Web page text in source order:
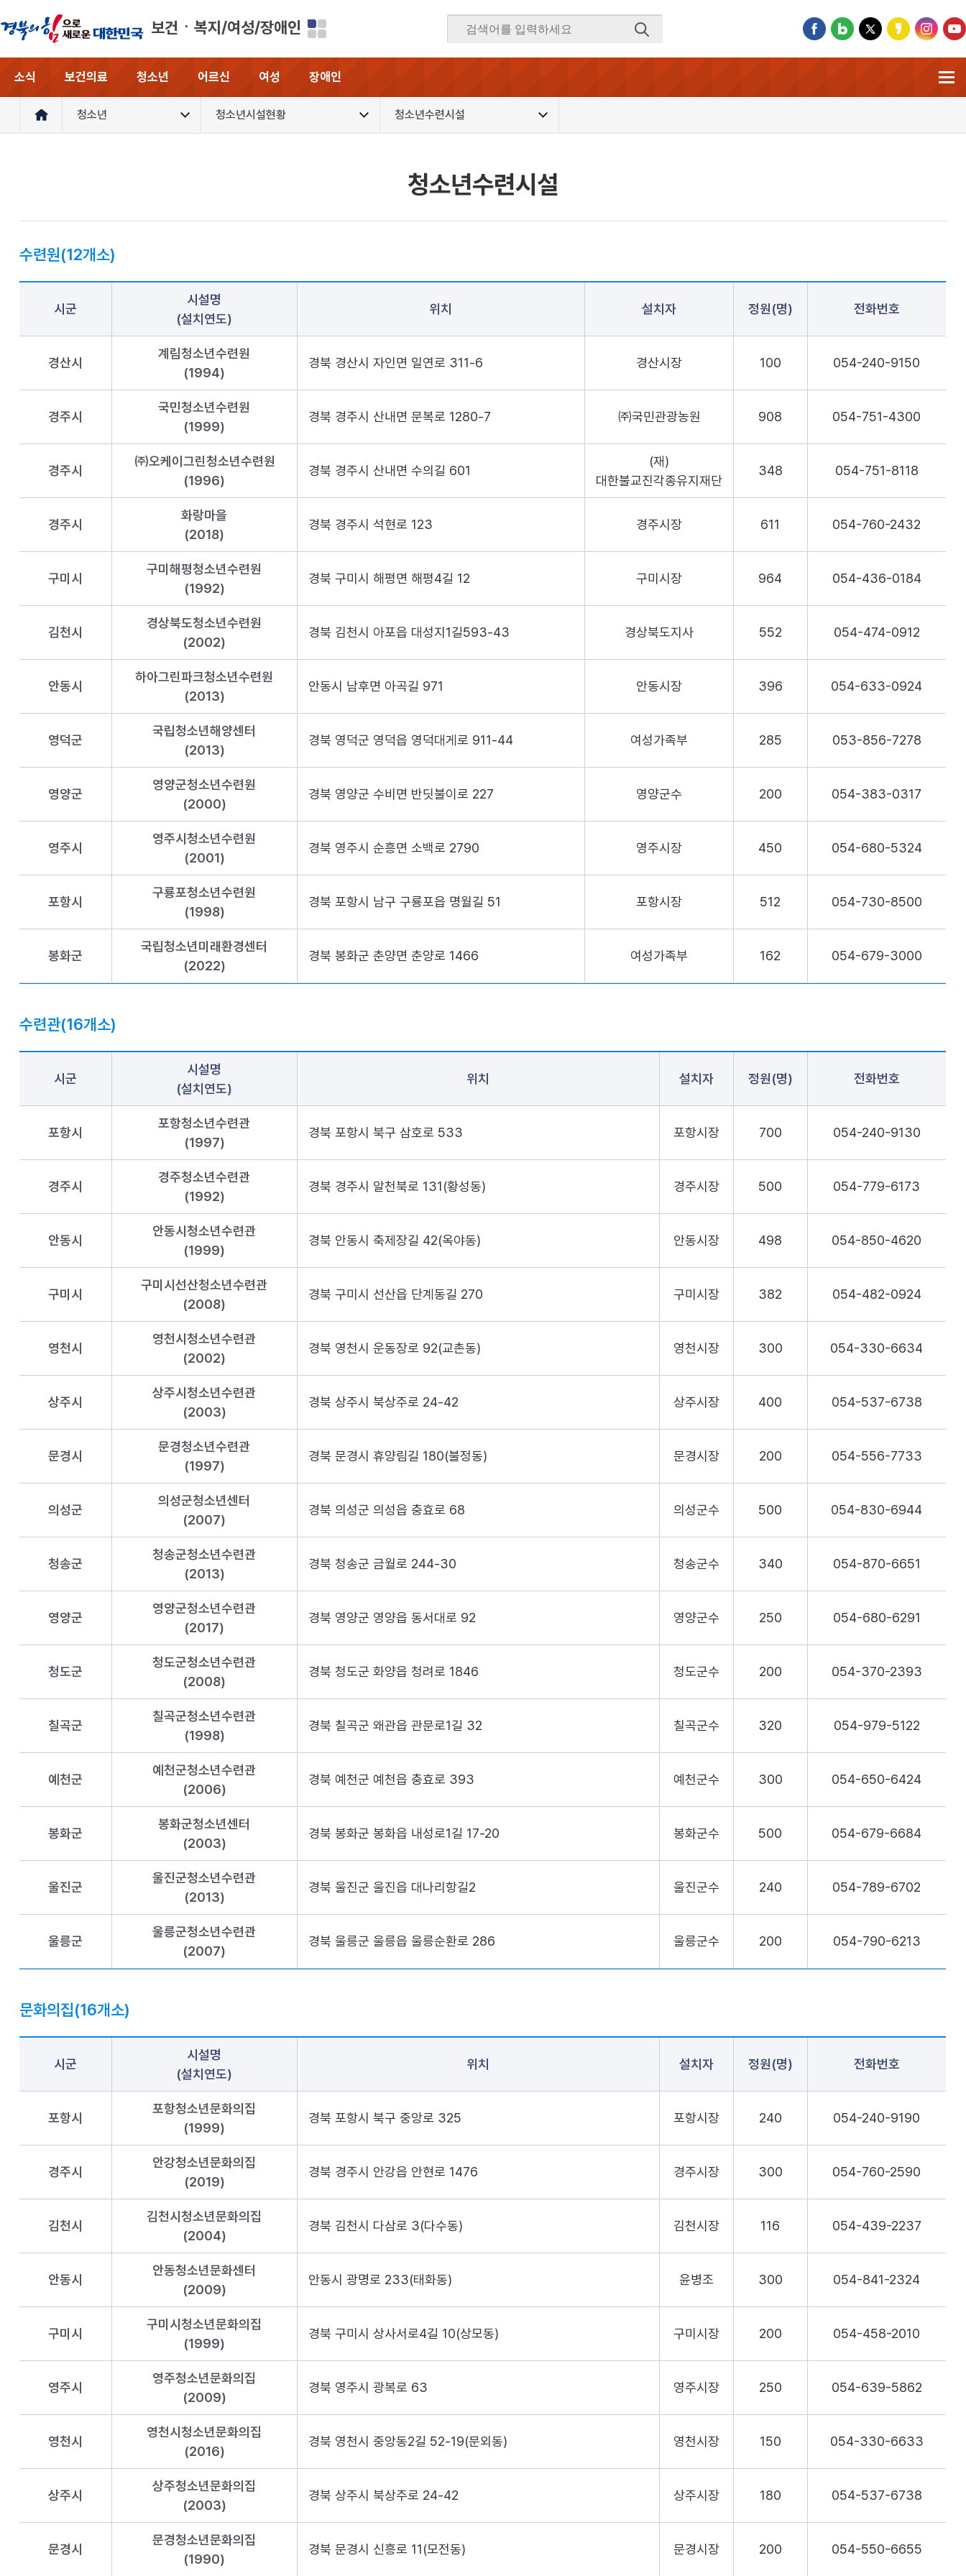
보건ㆍ복지/여성/장애인
소식 보건의료 청소년 어르신 여성 장애인
청소년 청소년시설현황 청소년수련시설
청소년수련시설
수련원(12개소)
시군
시설명
(설치연도)
위치 설치자 정원(명) 전화번호
경산시
계림청소년수련원
(1994)
경북 경산시 자인면 일연로 311-6 경산시장 100 054-240-9150
경주시
국민청소년수련원
(1999)
경북 경주시 산내면 문복로 1280-7 ㈜국민관광농원 908 054-751-4300
경주시
㈜오케이그린청소년수련원
(1996)
경북 경주시 산내면 수의길 601
(재)
대한불교진각종유지재단
348 054-751-8118
경주시
화랑마을
(2018)
경북 경주시 석현로 123 경주시장 611 054-760-2432
구미시
구미해평청소년수련원
(1992)
경북 구미시 해평면 해평4길 12 구미시장 964 054-436-0184
김천시
경상북도청소년수련원
(2002)
경북 김천시 아포읍 대성지1길593-43 경상북도지사 552 054-474-0912
안동시
하아그린파크청소년수련원
(2013)
안동시 남후면 아곡길 971 안동시장 396 054-633-0924
영덕군
국립청소년해양센터
(2013)
경북 영덕군 영덕읍 영덕대게로 911-44 여성가족부 285 053-856-7278
영양군
영양군청소년수련원
(2000)
경북 영양군 수비면 반딧불이로 227 영양군수 200 054-383-0317
영주시
영주시청소년수련원
(2001)
경북 영주시 순흥면 소백로 2790 영주시장 450 054-680-5324
포항시
구룡포청소년수련원
(1998)
경북 포항시 남구 구룡포읍 명월길 51 포항시장 512 054-730-8500
봉화군
국립청소년미래환경센터
(2022)
경북 봉화군 춘양면 춘양로 1466 여성가족부 162 054-679-3000
수련관(16개소)
시군
시설명
(설치연도)
위치 설치자 정원(명) 전화번호
포항시
포항청소년수련관
(1997)
경북 포항시 북구 삼호로 533 포항시장 700 054-240-9130
경주시
경주청소년수련관
(1992)
경북 경주시 알천북로 131(황성동) 경주시장 500 054-779-6173
안동시
안동시청소년수련관
(1999)
경북 안동시 축제장길 42(옥야동) 안동시장 498 054-850-4620
구미시
구미시선산청소년수련관
(2008)
경북 구미시 선산읍 단계동길 270 구미시장 382 054-482-0924
영천시
영천시청소년수련관
(2002)
경북 영천시 운동장로 92(교촌동) 영천시장 300 054-330-6634
상주시
상주시청소년수련관
(2003)
경북 상주시 북상주로 24-42 상주시장 400 054-537-6738
문경시
문경청소년수련관
(1997)
경북 문경시 휴양림길 180(불정동) 문경시장 200 054-556-7733
의성군
의성군청소년센터
(2007)
경북 의성군 의성읍 충효로 68 의성군수 500 054-830-6944
청송군
청송군청소년수련관
(2013)
경북 청송군 금월로 244-30 청송군수 340 054-870-6651
영양군
영양군청소년수련관
(2017)
경북 영양군 영양읍 동서대로 92 영양군수 250 054-680-6291
청도군
청도군청소년수련관
(2008)
경북 청도군 화양읍 청려로 1846 청도군수 200 054-370-2393
칠곡군
칠곡군청소년수련관
(1998)
경북 칠곡군 왜관읍 관문로1길 32 칠곡군수 320 054-979-5122
예천군
예천군청소년수련관
(2006)
경북 예천군 예천읍 충효로 393 예천군수 300 054-650-6424
봉화군
봉화군청소년센터
(2003)
경북 봉화군 봉화읍 내성로1길 17-20 봉화군수 500 054-679-6684
울진군
울진군청소년수련관
(2013)
경북 울진군 울진읍 대나리항길2 울진군수 240 054-789-6702
울릉군
울릉군청소년수련관
(2007)
경북 울릉군 울릉읍 울릉순환로 286 울릉군수 200 054-790-6213
문화의집(16개소)
시군
시설명
(설치연도)
위치 설치자 정원(명) 전화번호
포항시
포항청소년문화의집
(1999)
경북 포항시 북구 중앙로 325 포항시장 240 054-240-9190
경주시
안강청소년문화의집
(2019)
경북 경주시 안강읍 안현로 1476 경주시장 300 054-760-2590
김천시
김천시청소년문화의집
(2004)
경북 김천시 다삼로 3(다수동) 김천시장 116 054-439-2237
안동시
안동청소년문화센터
(2009)
안동시 광명로 233(태화동) 윤병조 300 054-841-2324
구미시
구미시청소년문화의집
(1999)
경북 구미시 상사서로4길 10(상모동) 구미시장 200 054-458-2010
영주시
영주청소년문화의집
(2009)
경북 영주시 광복로 63 영주시장 250 054-639-5862
영천시
영천시청소년문화의집
(2016)
경북 영천시 중앙동2길 52-19(문외동) 영천시장 150 054-330-6633
상주시
상주청소년문화의집
(2003)
경북 상주시 북상주로 24-42 상주시장 180 054-537-6738
문경시
문경청소년문화의집
(1990)
경북 문경시 신흥로 11(모전동) 문경시장 200 054-550-6655